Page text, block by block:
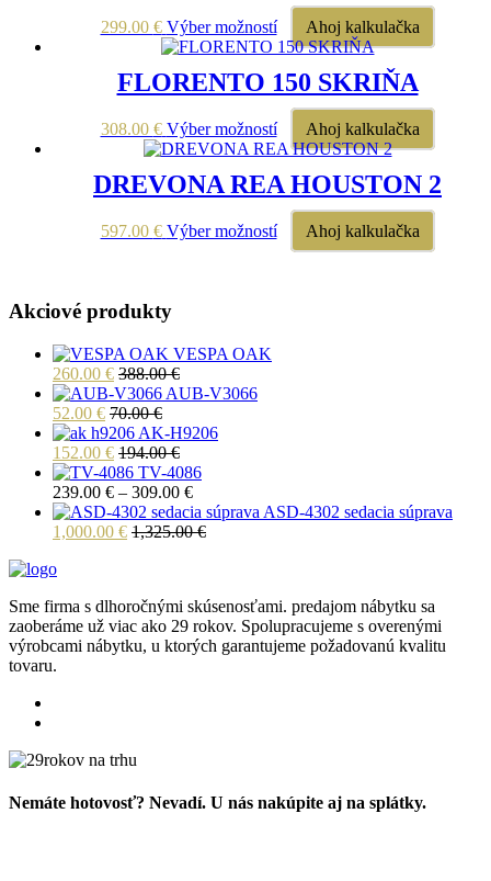
Možnosti
si
vybrať
na
stránke
produktu.
299.00 € Výber možností
Tento
produkt
viacero
variantov.
Možnosti
si
vybrať
na
stránke
produktu.
Ahoj kalkulačka
FLORENTO 150 SKRIŇA
308.00 € Výber možností
Tento
produkt
viacero
variantov.
Možnosti
si
Ahoj kalkulačka
DREVONA REA HOUSTON 2
597.00 € Výber možností
Tento
produkt
Ahoj kalkulačka
Akciové produkty
VESPA OAK
260.00 € 388.00€
AUB-V3066
52.00 € 70.00€
AK-H9206
152.00 € 194.00€
TV-4086
239.00 € – 309.00 €Price
range:
239.00 €
ASD-4302 sedacia súprava
1,000.00 € 1,325.00€
Sme firma s dlhoročnými skúsenosťami. predajom nábytku sa
zaoberáme už viac ako 29 rokov. Spolupracujeme s overenými
výrobcami nábytku, u ktorých garantujeme požadovanú kvalitu
tovaru.
Nemáte hotovosť? Nevadí. U nás nakúpite aj na splátky.